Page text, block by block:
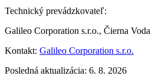
Technický prevádzkovateľ:
Galileo Corporation s.r.o., Čierna
Kontakt: Galileo Corporation s.r.o.
Posledná aktualizácia: 6. 8. 2026